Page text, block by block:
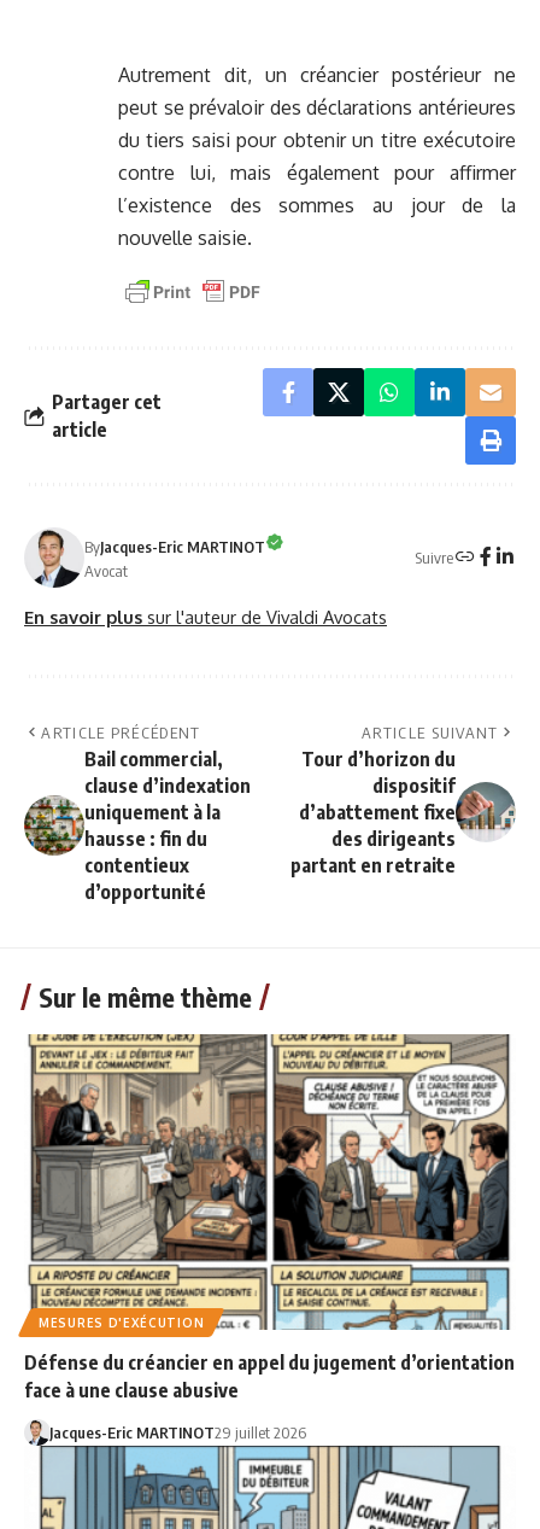
Autrement dit, un créancier postérieur ne
peut se prévaloir des déclarations antérieures
du tiers saisi pour obtenir un titre exécutoire
contre lui, mais également pour affirmer
l’existence des sommes au jour de la
nouvelle saisie.
Partager cet
article
ByJacques-Eric MARTINOT
Avocat
Suivre
En savoir plus sur l'auteur de Vivaldi Avocats
ARTICLE PRÉCÉDENT
Bail commercial,
clause d’indexation
uniquement à la
hausse : fin du
contentieux
d’opportunité
ARTICLE SUIVANT
Tour d’horizon du
dispositif
d’abattement fixe
des dirigeants
partant en retraite
Sur le même thème
MESURES D'EXÉCUTION
Défense du créancier en appel du jugement d’orientation
face à une clause abusive
Jacques-Eric MARTINOT29 juillet 2026